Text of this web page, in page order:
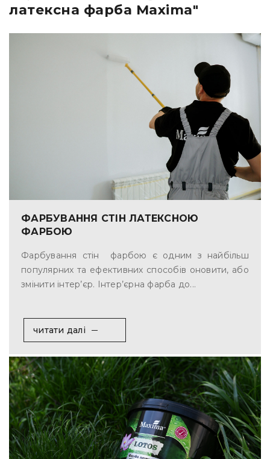
латексна фарба Maxima"
ФАРБУВАННЯ СТІН ЛАТЕКСНОЮ
ФАРБОЮ
Фарбування стін фарбою є одним з найбільш
популярних та ефективних способів оновити, або
змінити інтер’єр. Інтер’єрна фарба до...
читати далі